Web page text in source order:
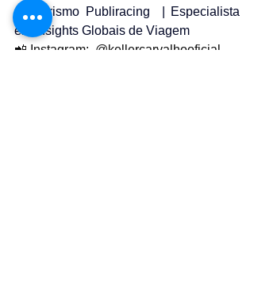
de Turismo Publiracing  | Especialista
em Insights Globais de Viagem
📲 Instagram: @kellercarvalhooficial